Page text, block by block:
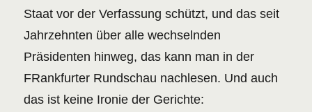
Staat vor der Verfassung schützt, und das seit
Jahrzehnten über alle wechselnden
Präsidenten hinweg, das kann man in der
FRankfurter Rundschau nachlesen. Und auch
das ist keine Ironie der Gerichte: